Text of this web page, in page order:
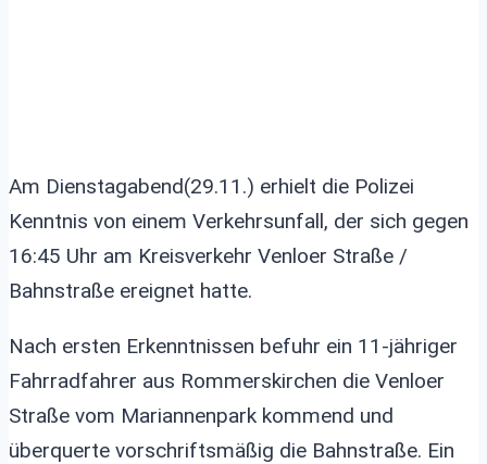
Am Dienstagabend(29.11.) erhielt die Polizei
Kenntnis von einem Verkehrsunfall, der sich gegen
16:45 Uhr am Kreisverkehr Venloer Straße /
Bahnstraße ereignet hatte.
Nach ersten Erkenntnissen befuhr ein 11-jähriger
Fahrradfahrer aus Rommerskirchen die Venloer
Straße vom Mariannenpark kommend und
überquerte vorschriftsmäßig die Bahnstraße. Ein